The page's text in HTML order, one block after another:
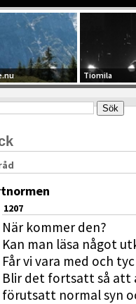
Tiomila
1207
När kommer den?
Kan man läsa något
Får vi vara med och
Blir det fortsatt så att
förutsatt normal syn